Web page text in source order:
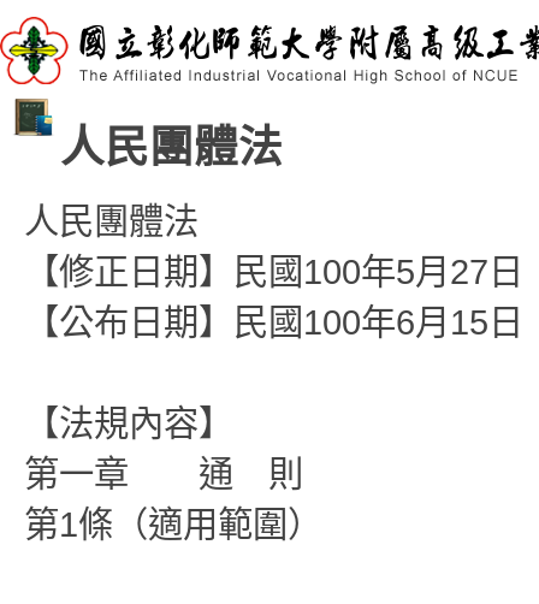
人民團體法
人民團體法
【修正日期】民國100年5月27日
【公布日期】民國100年6月15日
【法規內容】
第一章 通 則
第1條（適用範圍）